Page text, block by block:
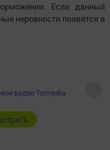
Если данный
неровности появятся в
и интересным в
видео Tatmedia